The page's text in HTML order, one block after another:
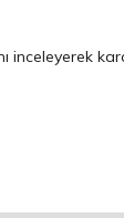
inceleyerek